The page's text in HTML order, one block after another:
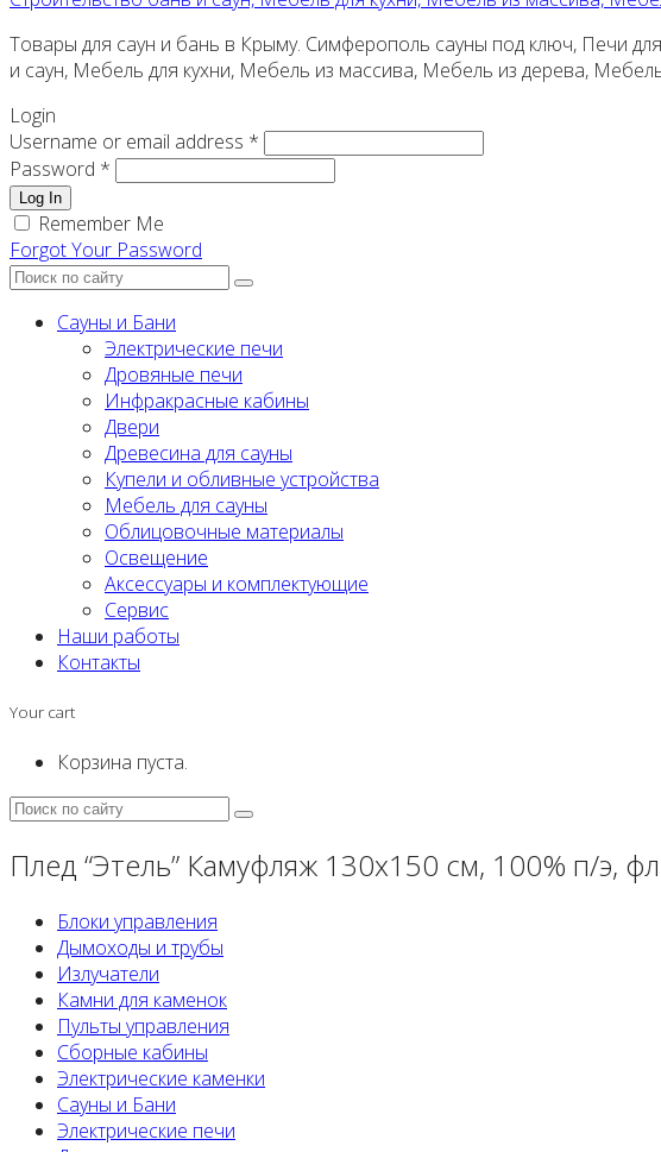
Товары для саун и бань в Крыму. Симферополь сауны под ключ, Печи
и саун, Мебель для кухни, Мебель из массива, Мебель из дерева,
Login
Username or email address *
Password *
Log In
Remember Me
Forgot Your Password
Сауны и Бани
Электрические печи
Дровяные печи
Инфракрасные кабины
Двери
Древесина для сауны
Купели и обливные устройства
Мебель для сауны
Облицовочные материалы
Освещение
Аксессуары и комплектующие
Сервис
Наши работы
Контакты
Your cart
Корзина пуста.
Плед “Этель” Камуфляж 130х150 см, 100% п/э,
Блоки управления
Дымоходы и трубы
Излучатели
Камни для каменок
Пульты управления
Сборные кабины
Электрические каменки
Сауны и Бани
Электрические печи